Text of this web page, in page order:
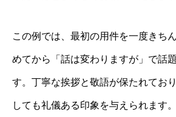
この例では、最初の用件を一度きち
めてから「話は変わりますが」で話
す。丁寧な挨拶と敬語が保たれてお
しても礼儀ある印象を与えられます。